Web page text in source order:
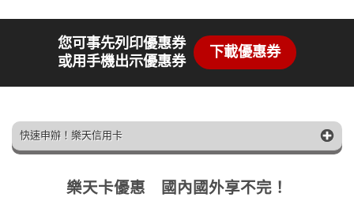
您可事先列印優惠券
或用手機出示優惠券
下載優惠券
快速申辦！樂天信用卡
樂天卡優惠 國內國外享不完！